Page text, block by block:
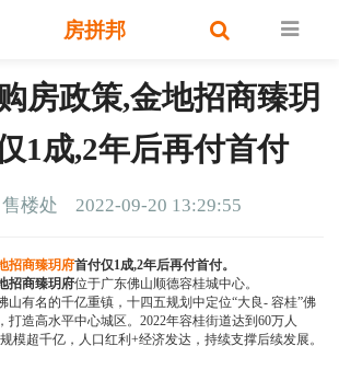
房拼邦
房政策,金地招商臻玥
1成,2年后再付首付
楼处 2022-09-20 13:29:55
招商臻玥府首付仅1成,2年后再付首付。
招商臻玥府位于广东佛山顺德容桂城中心。
山有名的千亿重镇，十四五规划中定位“大良- 容桂”佛
打造高水平中心城区。2022年容桂街道达到60万人
模超千亿，人口红利+经济发达，持续支撑后续发展。